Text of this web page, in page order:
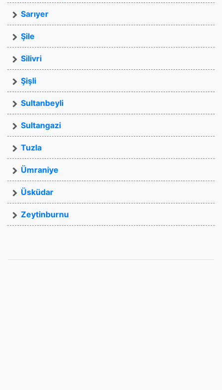
Sarıyer
Şile
Silivri
Şişli
Sultanbeyli
Sultangazi
Tuzla
Ümraniye
Üsküdar
Zeytinburnu